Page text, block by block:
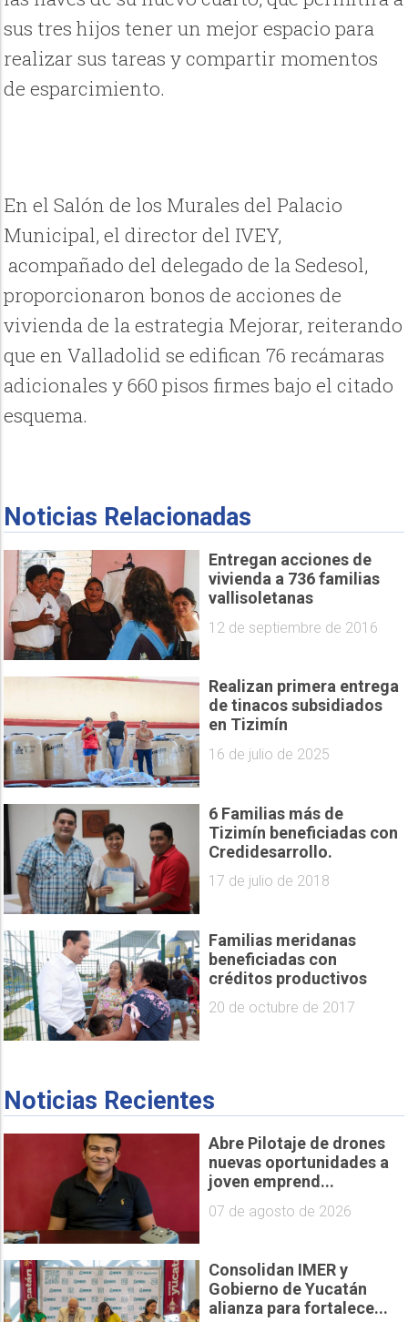
sus tres hijos tener un mejor espacio para
realizar sus tareas y compartir momentos
de esparcimiento.
En el Salón de los Murales del Palacio
Municipal, el director del IVEY,
acompañado del delegado de la Sedesol,
proporcionaron bonos de acciones de
vivienda de la estrategia Mejorar, reiterando
que en Valladolid se edifican 76 recámaras
adicionales y 660 pisos firmes bajo el citado
esquema.
Noticias Relacionadas
Entregan acciones de
vivienda a 736 familias
vallisoletanas
12 de septiembre de 2016
Realizan primera entrega
de tinacos subsidiados
en Tizimín
16 de julio de 2025
6 Familias más de
Tizimín beneficiadas con
Credidesarrollo.
17 de julio de 2018
Familias meridanas
beneficiadas con
créditos productivos
20 de octubre de 2017
Noticias Recientes
Abre Pilotaje de drones
nuevas oportunidades a
joven emprend...
07 de agosto de 2026
Consolidan IMER y
Gobierno de Yucatán
alianza para fortalece...